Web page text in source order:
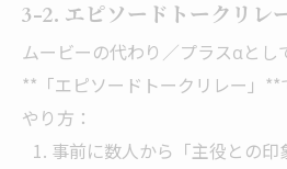
3-2. エピソードトークリレ
ムービーの代わり／プラスαとし
**「エピソードトークリレー」**
やり方：
事前に数人から「主役との